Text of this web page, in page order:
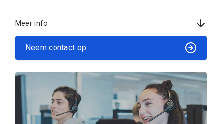
Meer info
Neem contact op